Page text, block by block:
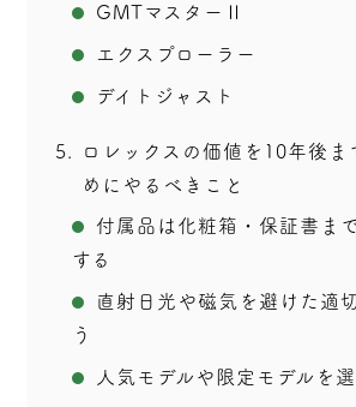
GMTマスターⅡ
エクスプローラー
デイトジャスト
5
ロレックスの価値を10年後ま
めにやるべきこと
付属品は化粧箱・保証書ま
する
直射日光や磁気を避けた適
う
人気モデルや限定モデルを